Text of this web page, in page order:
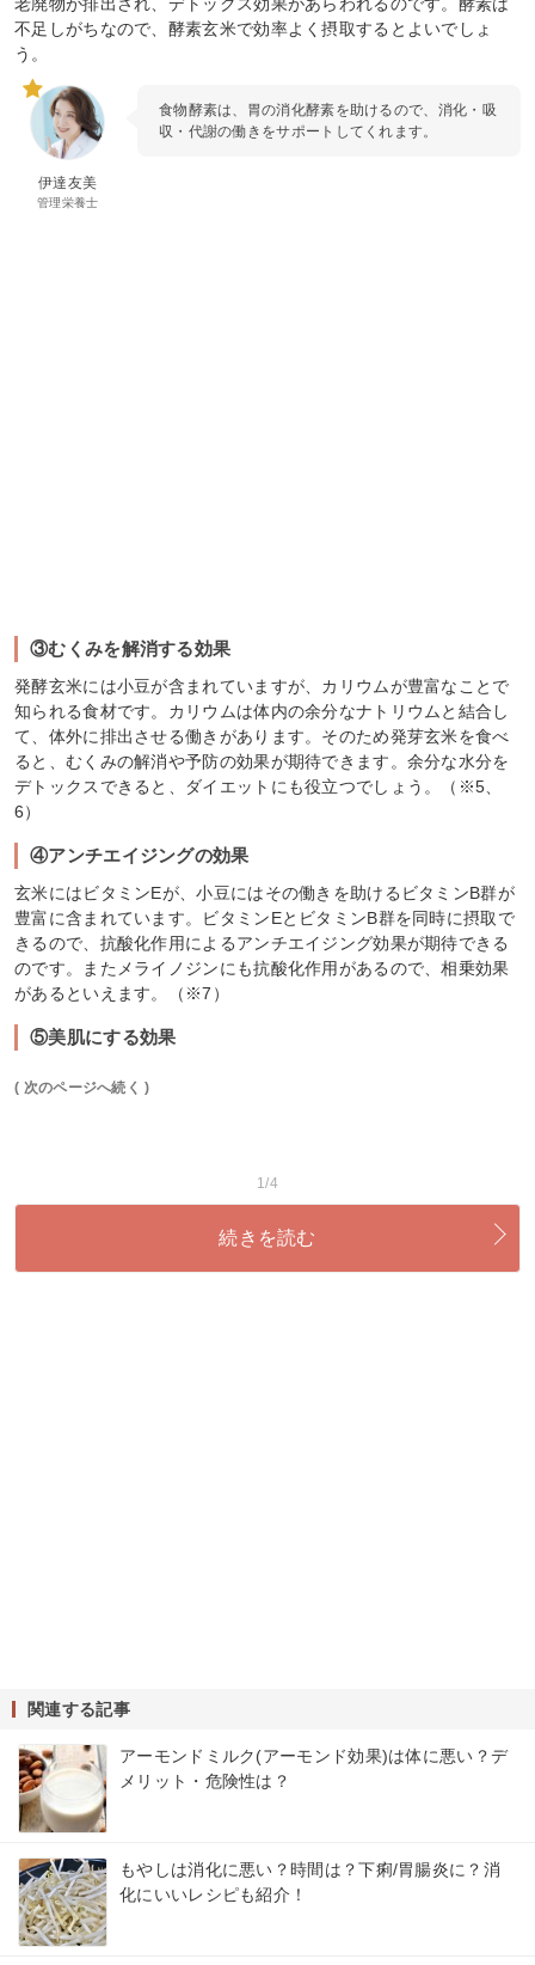
不足しがちなので、酵素玄米で効率よく摂取するとよいでしょ
う。
伊達友美
管理栄養士
食物酵素は、胃の消化酵素を助けるので、消化・吸
収・代謝の働きをサポートしてくれます。
③むくみを解消する効果
発酵玄米には小豆が含まれていますが、カリウムが豊富なことで
知られる食材です。カリウムは体内の余分なナトリウムと結合し
て、体外に排出させる働きがあります。そのため発芽玄米を食べ
ると、むくみの解消や予防の効果が期待できます。余分な水分を
デトックスできると、ダイエットにも役立つでしょう。（※5、
6）
④アンチエイジングの効果
玄米にはビタミンEが、小豆にはその働きを助けるビタミンB群が
豊富に含まれています。ビタミンEとビタミンB群を同時に摂取で
きるので、抗酸化作用によるアンチエイジング効果が期待できる
のです。またメライノジンにも抗酸化作用があるので、相乗効果
があるといえます。（※7）
⑤美肌にする効果
( 次のページへ続く )
1/4
続きを読む
関連する記事
アーモンドミルク(アーモンド効果)は体に悪い？デ
メリット・危険性は？
もやしは消化に悪い？時間は？下痢/胃腸炎に？消
化にいいレシピも紹介！